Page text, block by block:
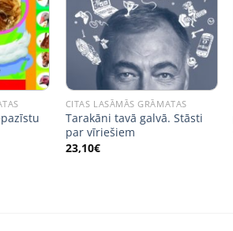
CITAS LASĀMĀS GRĀMATAS
Tarakāni tavā galvā. Stāsti
par vīriešiem
23,10€